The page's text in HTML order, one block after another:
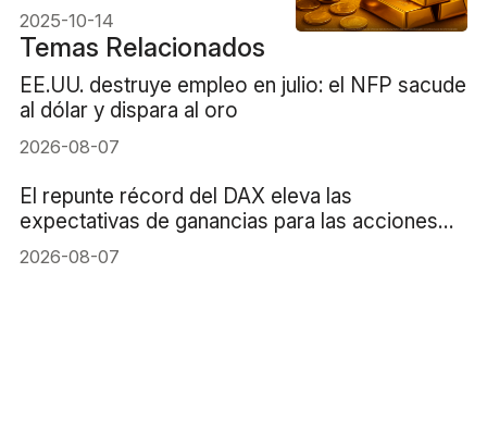
2025-10-14
Temas Relacionados
EE.UU. destruye empleo en julio: el NFP sacude
al dólar y dispara al oro
2026-08-07
El repunte récord del DAX eleva las
expectativas de ganancias para las acciones
alemanas
2026-08-07